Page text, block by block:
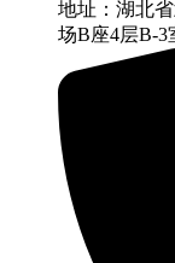
地址：湖北
场B座4层B-3